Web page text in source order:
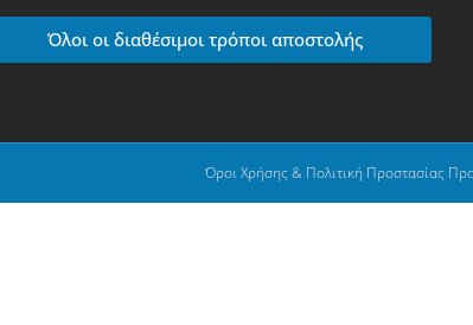
Όλοι οι διαθέσιμοι τρόποι αποστολής
Όροι Χρήσης & Πολιτική Προστασίας